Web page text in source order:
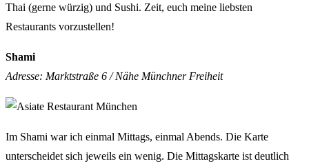
Thai (gerne würzig) und Sushi. Zeit, euch meine liebsten
Restaurants vorzustellen!
Shami
Adresse: Marktstraße 6 / Nähe Münchner Freiheit
Im Shami war ich einmal Mittags, einmal Abends. Die Karte
unterscheidet sich jeweils ein wenig. Die Mittagskarte ist deutlich